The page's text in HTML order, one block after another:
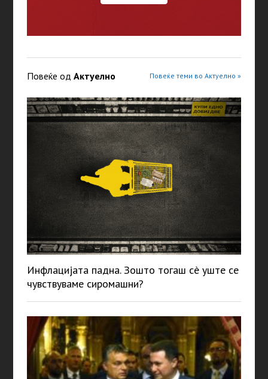
Повеќе од Актуелно Повеќе теми во Актуелно »
Инфлацијата падна. Зошто тогаш сè уште се
чувствуваме сиромашни?